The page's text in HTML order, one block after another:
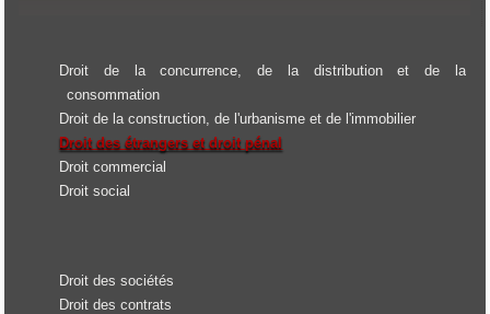
Droit de la concurrence, de la distribution et de la
consommation
Droit de la construction, de l'urbanisme et de l'immobilier
Droit des étrangers et droit pénal
Droit commercial
Droit social
Droit des sociétés
Droit des contrats